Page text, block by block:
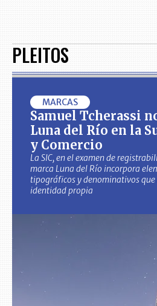
PLEITOS
MARCAS
Samuel Tcherassi
Luna del Río en la
y Comercio
La SIC, en el examen de
marca Luna del Río incorpora
tipográficos y denominativos
identidad propia